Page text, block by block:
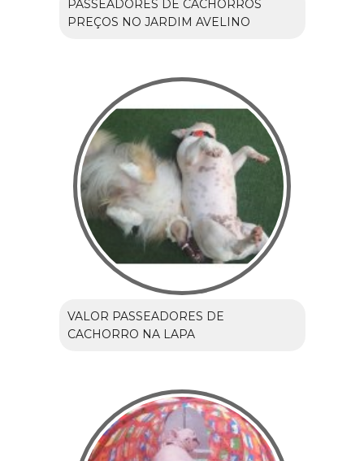
PASSEADORES DE CACHORROS
PREÇOS NO JARDIM AVELINO
VALOR PASSEADORES DE
CACHORRO NA LAPA